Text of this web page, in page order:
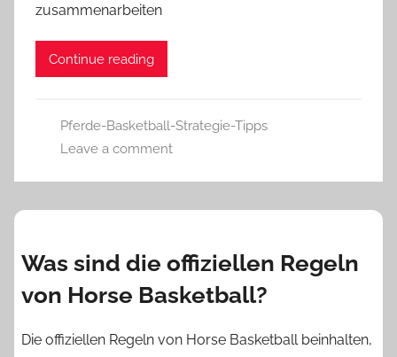
zusammenarbeiten
Continue reading
Pferde-Basketball-Strategie-Tipps
Leave a comment
Was sind die offiziellen Regeln
von Horse Basketball?
Die offiziellen Regeln von Horse Basketball beinhalten,